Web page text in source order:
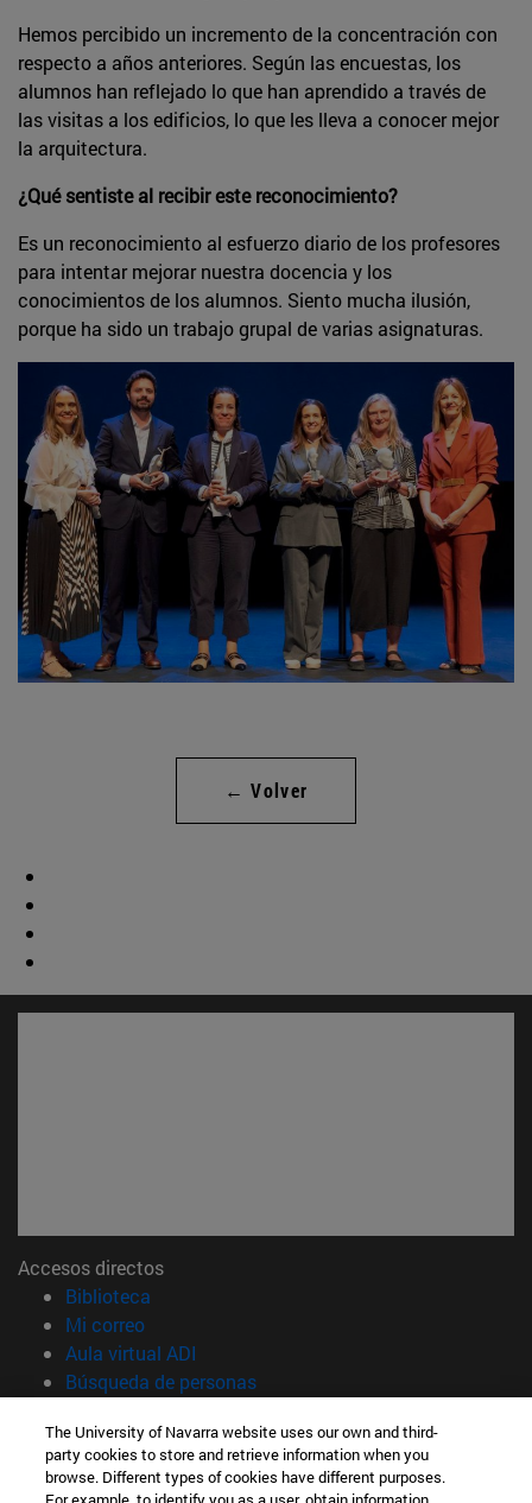
Hemos percibido un incremento de la concentración con
respecto a años anteriores. Según las encuestas, los
alumnos han reflejado lo que han aprendido a través de
las visitas a los edificios, lo que les lleva a conocer mejor
la arquitectura.
¿Qué sentiste al recibir este reconocimiento?
Es un reconocimiento al esfuerzo diario de los profesores
para intentar mejorar nuestra docencia y los
conocimientos de los alumnos. Siento mucha ilusión,
porque ha sido un trabajo grupal de varias asignaturas.
← Volver
Accesos directos
Biblioteca
Mi correo(abre en nueva ventana)
Aula virtual ADI
Búsqueda de personas(abre en nueva ventana)
Información
TFNO +34 948 42 56 00
The University of Navarra website uses our own and third-
party cookies to store and retrieve information when you
browse. Different types of cookies have different purposes.